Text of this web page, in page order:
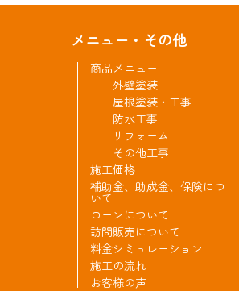
メニュー・その他
商品メニュー
外壁塗装
屋根塗装・工事
防水工事
リフォーム
その他工事
施工価格
補助金、助成金、保険につ
いて
ローンについて
訪問販売について
料金シミュレーション
施工の流れ
お客様の声